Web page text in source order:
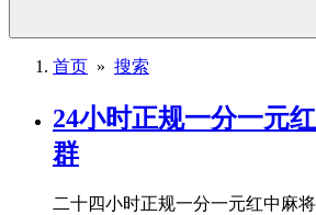
首页 » 搜索
24小时正规一分一元
群
二十四小时正规一分一元红中麻